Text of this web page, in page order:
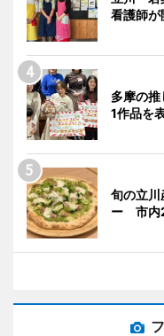
看護師が
多摩の
1作品を
旬の立川
ー 市内